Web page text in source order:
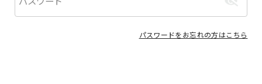
パスワードをお忘れの方はこちら